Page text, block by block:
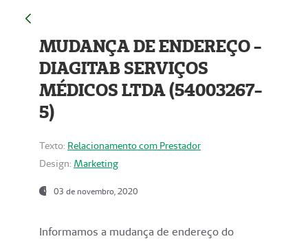
MUDANÇA DE ENDEREÇO -
DIAGITAB SERVIÇOS
MÉDICOS LTDA (54003267-
5)
Texto: Relacionamento com Prestador
Design: Marketing
03 de novembro, 2020
Informamos a mudança de endereço do